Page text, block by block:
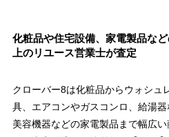
化粧品や住宅設備、家電製品な
上のリユース営業士が査定
クローバー8は化粧品からウォシュ
具、エアコンやガスコンロ、給湯
美容機器などの家電製品まで幅広